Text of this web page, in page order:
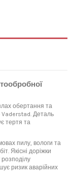
обертання та
Vaderstad. Деталь
тертя та
пилу, вологи та
Якісні доріжки
ризик аварійних